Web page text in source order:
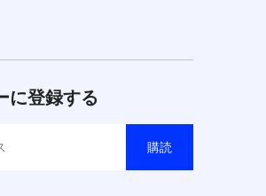
に登録する
購読